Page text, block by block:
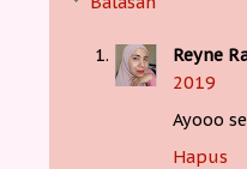
Reyne
2019
Ayooo
Hapus